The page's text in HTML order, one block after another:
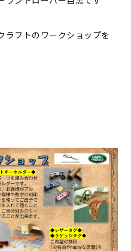
ラフトのワークショップを